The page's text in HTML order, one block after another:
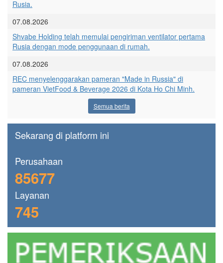
Rusia.
07.08.2026
Shvabe Holding telah memulai pengiriman ventilator pertama
Rusia dengan mode penggunaan di rumah.
07.08.2026
REC menyelenggarakan pameran "Made in Russia" di
pameran VietFood & Beverage 2026 di Kota Ho Chi Minh.
Semua berita
Sekarang di platform ini
Perusahaan
85677
Layanan
745